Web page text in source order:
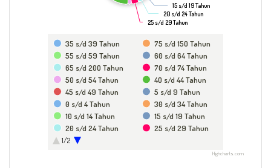
15 s/d 19 Tahun
15 s/d 19 Tahun
20 s/d 24 Tahun
20 s/d 24 Tahun
25 s/d 29 Tahun
25 s/d 29 Tahun
35 s/d 39 Tahun
75 s/d 150 Tahun
55 s/d 59 Tahun
60 s/d 64 Tahun
65 s/d 200 Tahun
70 s/d 74 Tahun
50 s/d 54 Tahun
40 s/d 44 Tahun
45 s/d 49 Tahun
5 s/d 9 Tahun
0 s/d 4 Tahun
30 s/d 34 Tahun
10 s/d 14 Tahun
15 s/d 19 Tahun
20 s/d 24 Tahun
25 s/d 29 Tahun
13 s/d 15 Tahun
1/2
Highcharts.com